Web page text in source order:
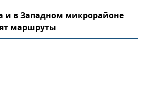
и в Западном микрорайоне
маршруты